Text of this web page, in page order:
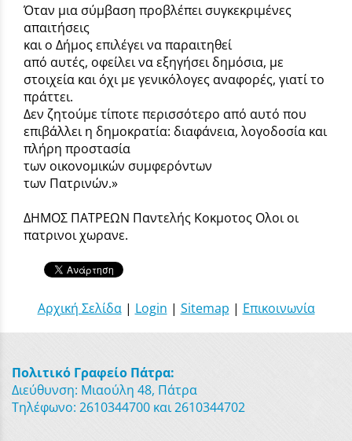
Όταν μια σύμβαση προβλέπει συγκεκριμένες
απαιτήσεις
και ο Δήμος επιλέγει να παραιτηθεί
από αυτές, οφείλει να εξηγήσει δημόσια, με
στοιχεία και όχι με γενικόλογες αναφορές, γιατί το
πράττει.
Δεν ζητούμε τίποτε περισσότερο από αυτό που
επιβάλλει η δημοκρατία: διαφάνεια, λογοδοσία και
πλήρη προστασία
των οικονομικών συμφερόντων
των Πατρινών.»
ΔΗΜΟΣ ΠΑΤΡΕΩΝ Παντελής Κοκμοτος Ολοι οι
πατρινοι χωρανε.
Αρχική Σελίδα| Login | Sitemap | Επικοινωνία
Πολιτικό Γραφείο Πάτρα:
Διεύθυνση: Μιαούλη 48, Πάτρα
Τηλέφωνο: 2610344700 και 2610344702